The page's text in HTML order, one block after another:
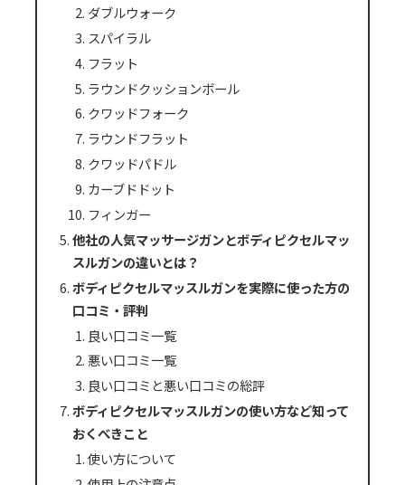
ダブルウォーク
スパイラル
フラット
ラウンドクッションボール
クワッドフォーク
ラウンドフラット
クワッドパドル
カーブドドット
フィンガー
他社の人気マッサージガンとボディピクセルマッ
スルガンの違いとは？
ボディピクセルマッスルガンを実際に使った方の
口コミ・評判
良い口コミ一覧
悪い口コミ一覧
良い口コミと悪い口コミの総評
ボディピクセルマッスルガンの使い方など知って
おくべきこと
使い方について